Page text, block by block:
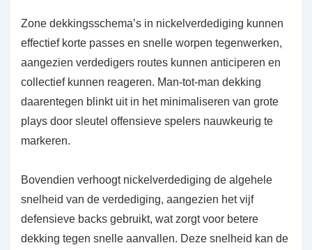
Zone dekkingsschema’s in nickelverdediging kunnen
effectief korte passes en snelle worpen tegenwerken,
aangezien verdedigers routes kunnen anticiperen en
collectief kunnen reageren. Man-tot-man dekking
daarentegen blinkt uit in het minimaliseren van grote
plays door sleutel offensieve spelers nauwkeurig te
markeren.
Bovendien verhoogt nickelverdediging de algehele
snelheid van de verdediging, aangezien het vijf
defensieve backs gebruikt, wat zorgt voor betere
dekking tegen snelle aanvallen. Deze snelheid kan de